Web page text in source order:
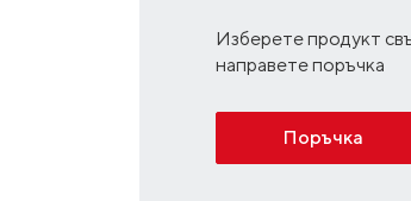
Изберете продукт
направете поръчка
Поръчка